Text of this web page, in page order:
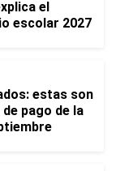
el
escolar 2027
estas son
pago de la